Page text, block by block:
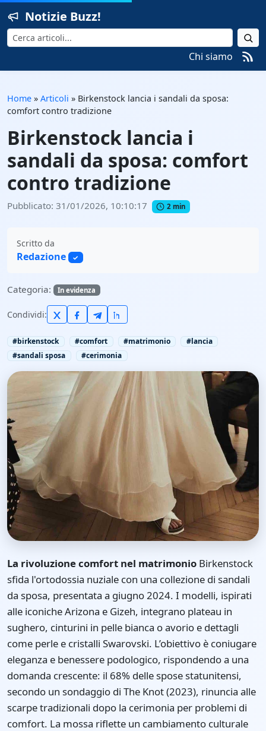
Notizie Buzz!
Cerca
Chi siamo
Home » Articoli » Birkenstock lancia i sandali da sposa:
comfort contro tradizione
Birkenstock lancia i
sandali da sposa: comfort
contro tradizione
Pubblicato: 31/01/2026, 10:10:17 2 min
Scritto da
Redazione ✓
Categoria: In evidenza
Condividi:
#birkenstock #comfort #matrimonio
#lancia
#sandali sposa
#cerimonia
La rivoluzione comfort nel matrimonio Birkenstock
sfida l'ortodossia nuziale con una collezione di sandali
da sposa, presentata a giugno 2024. I modelli, ispirati
alle iconiche Arizona e Gizeh, integrano plateau in
sughero, cinturini in pelle bianca o avorio e dettagli
come perle e cristalli Swarovski. L’obiettivo è coniugare
eleganza e benessere podologico, rispondendo a una
domanda crescente: il 68% delle spose statunitensi,
secondo un sondaggio di The Knot (2023), rinuncia alle
scarpe tradizionali dopo la cerimonia per problemi di
comfort. La mossa riflette un cambiamento culturale